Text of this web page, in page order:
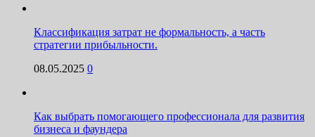
Классификация затрат не формальность, а часть
стратегии прибыльности.
08.05.2025 0
Как выбрать помогающего профессионала для развития
бизнеса и фаундера